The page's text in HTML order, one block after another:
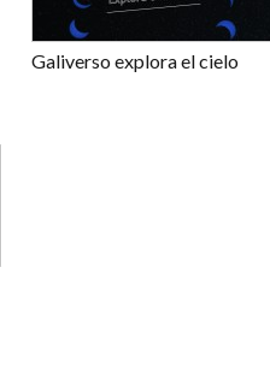
Galiverso explora el cielo